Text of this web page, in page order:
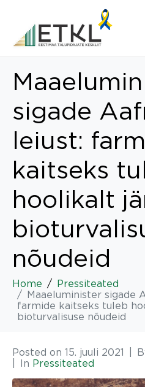
sigade
leiust:
kaitseks
hoolikalt
nõudeid
Home
Pressiteated
Maaeluminister sigade
farmide kaitseks tuleb
bioturvalisuse nõudeid
Posted on 15. juuli 2021
In Pressiteated